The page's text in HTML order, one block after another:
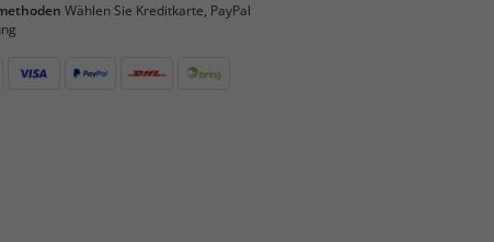
Wählen Sie Kreditkarte, PayPal